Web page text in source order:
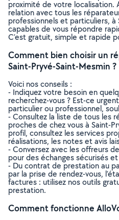
proximité de votre localisation.
relation avec tous les
professionnels et particuliers, à
capables de vous répondre
C’est gratuit, simple et rapide
Comment bien choisir un
Saint-Pryvé-Saint-Mesmin ?
Voici nos conseils :
- Indiquez votre besoin en
recherchez-vous ? Est-ce
particulier ou professionnel,
- Consultez la liste de tous les
proches de chez vous à Saint-
profil, consultez les services
réalisations, les notes et avis
- Conversez avec les offreurs
pour des échanges sécurisés
- Du contrat de prestation au
par la prise de rendez-vous,
factures : utilisez nos outils
prestation.
Comment fonctionne